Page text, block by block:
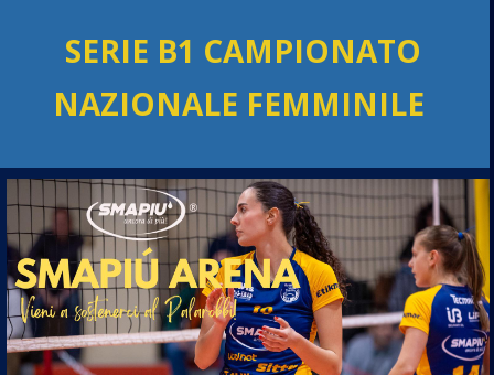
SERIE B1 CAMPIONATO
NAZIONALE FEMMINILE